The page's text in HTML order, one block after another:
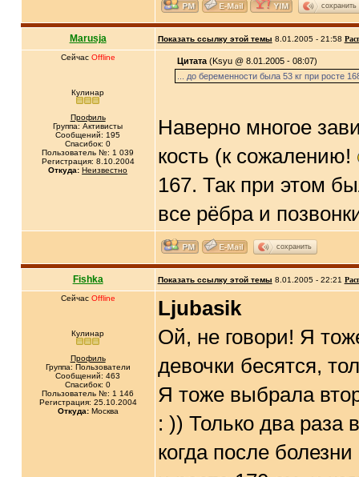
сохранить
Marusja Показать ссылку этой темы 8.01.2005 - 21:58
Сейчас Offline
Кулинар
Профиль
Группа: Активисты
Сообщений: 195
Спасибок: 0
Пользователь №: 1 039
Регистрация: 8.10.2004
Откуда: Неизвестно
Цитата(Ksyu @ 8.01.2005 - 08:07)
... до беременности была 53 кг при росте
Наверно многое
кость (к сожалению!
167. Так при этом
все рёбра и
сохранить
Fishka Показать ссылку этой темы 8.01.2005 - 22:21
Сейчас Offline
Кулинар
Профиль
Группа: Пользователи
Сообщений: 463
Спасибок: 0
Пользователь №: 1 146
Регистрация: 25.10.2004
Откуда:Москва
Ljubasik
Ой, не говори! Я
девочки бесятся,
Я тоже выбрала
: )) Только два
когда после